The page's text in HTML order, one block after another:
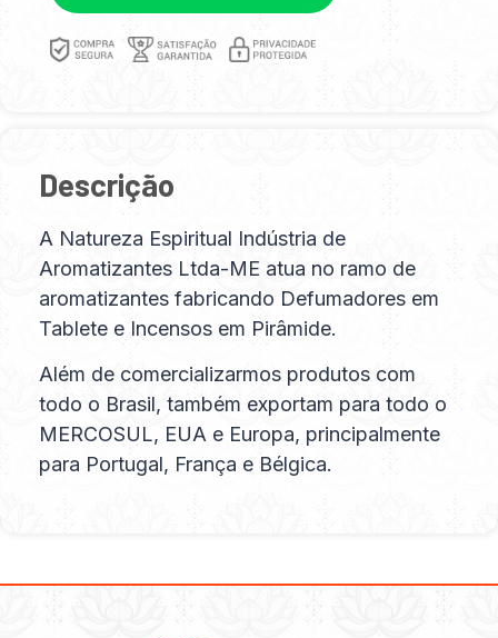
Descrição
A Natureza Espiritual Indústria de
Aromatizantes Ltda-ME atua no ramo de
aromatizantes fabricando Defumadores em
Tablete e Incensos em Pirâmide.
Além de comercializarmos produtos com
todo o Brasil, também exportam para todo o
MERCOSUL, EUA e Europa, principalmente
para Portugal, França e Bélgica.